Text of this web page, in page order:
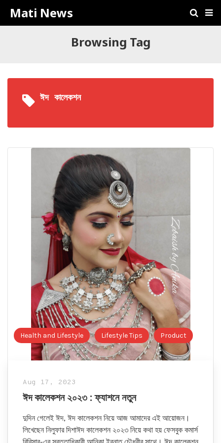
Mati News
Browsing Tag
ঈদ কালেকশন
Health and Lifestyle Lifestyle Tips Product
Aug 17, 2023
ঈদ কালেকশন ২০২৩ : ফ্যাশনে নতুন
দুদিন গেলেই ঈদ, ঈদ কালেকশন নিয়ে আজ আমাদের এই আয়োজন।
লিখেছেন নিলুফার দিশাঈদ কালেকশন ২০২৩ নিয়ে কথা হয় ফেসবুক কমার্স